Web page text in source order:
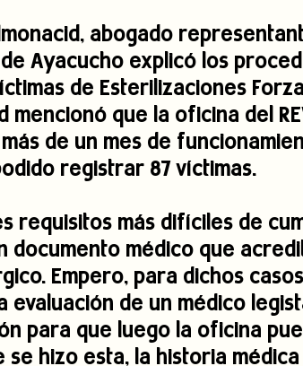
abogado
Ayacucho explicó los
de Esterilizaciones
mencionó que la oficina del
de un mes de
registrar 87 víctimas.
requisitos más difíciles de
documento médico que
Empero, para dichos
evaluación de un médico
para que luego la oficina
hizo esta, la historia